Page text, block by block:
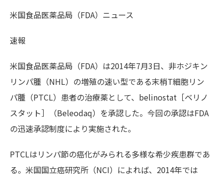
米国食品医薬品局（FDA）ニュース
速報
米国食品医薬品局（FDA）は2014年7月3日、非ホジキン
リンパ腫（NHL）の増殖の速い型である末梢T細胞リン
パ腫（PTCL）患者の治療薬として、belinostat［ベリノ
スタット］（Beleodaq）を承認した。今回の承認はFDA
の迅速承認制度により実施された。
PTCLはリンパ節の癌化がみられる多様な希少疾患群であ
る。米国国立癌研究所（NCI）によれば、2014年では